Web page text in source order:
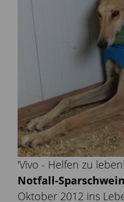
'Vivo - Helfen zu
Notfall-
Oktober 2012 ins